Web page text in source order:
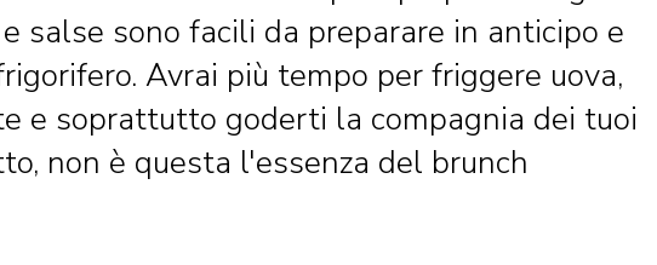
salse sono facili da preparare in anticipo e
Avrai più tempo per friggere uova,
e soprattutto goderti la compagnia dei tuoi
non è questa l'essenza del brunch